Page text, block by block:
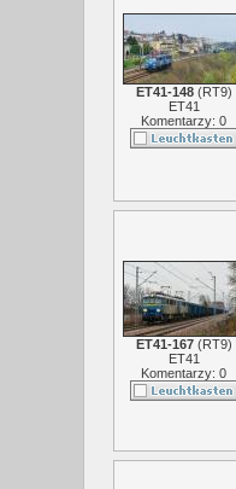
ET41-148(RT9)
ET41
Komentarzy: 0
ET41-167(RT9)
ET41
Komentarzy: 0